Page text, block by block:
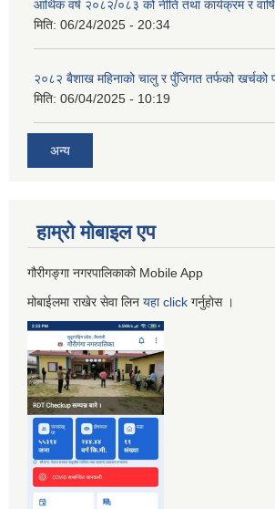
आर्थिक वर्ष २०८२/०८३ को नीति तथा कार्यक्रम र
मिति: 06/24/2025 - 20:34
२०८२ बैशाख महिनाको चालु र पुँजिगत तर्फको खर्चको
मिति: 06/04/2025 - 10:19
अन्य
हाम्रो माेबाइल एप
गौरीगङ्गा नगरपालिकाको Mobile App
मोबाईलमा राखेर सेवा लिन यहाclick गर्नुहाेस ।